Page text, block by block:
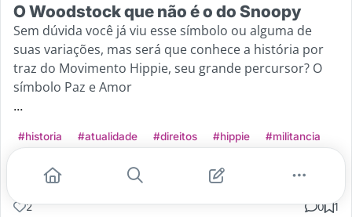
O Woodstock que não é o do Snoopy
Sem dúvida você já viu esse símbolo ou alguma de
suas variações, mas será que conhece a história por
traz do Movimento Hippie, seu grande percursor? O
símbolo Paz e Amor
...
#historia #atualidade #direitos #hippie #militancia
Leia mais
2 0 1